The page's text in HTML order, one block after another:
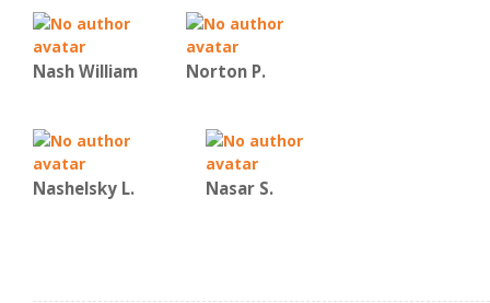
Nash William Norton P.
Nashelsky L. Nasar S.